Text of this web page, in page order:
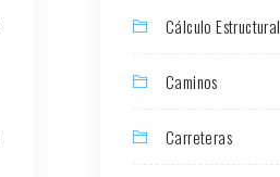
Cálculo Estructural
Caminos
Carreteras